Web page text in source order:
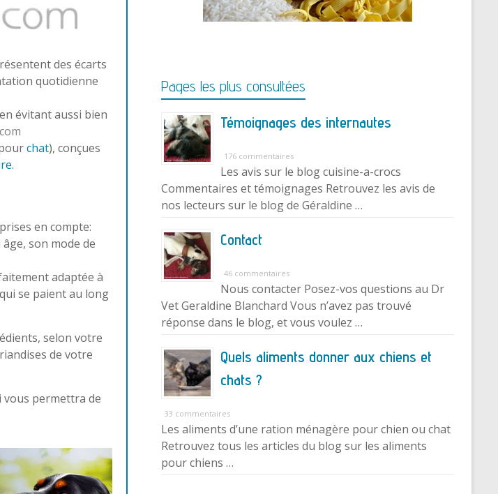
des écarts
quotidienne
évitant aussi bien
chat), conçues
.
en compte:
son mode de
adaptée à
se paient au long
selon votre
de votre
vous permettra de
Pages les plus consultées
Témoignages des internautes
176 commentaires
Les avis sur le blog cuisine-a-crocs
Commentaires et témoignages Retrouvez les avis de
nos lecteurs sur le blog de Géraldine …
Contact
46 commentaires
Nous contacter Posez-vos questions au Dr
Vet Geraldine Blanchard Vous n’avez pas trouvé
réponse dans le blog, et vous voulez …
Quels aliments donner aux chiens et
chats ?
33 commentaires
Les aliments d’une ration ménagère pour chien ou chat
Retrouvez tous les articles du blog sur les aliments
pour chiens …